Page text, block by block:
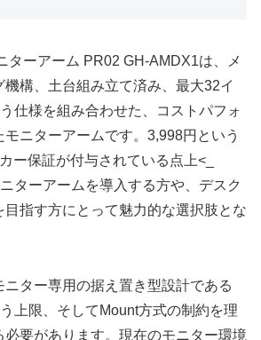
ターアーム PR02 GH-AMDX1は、メ
機構、土台組み立て済み、最大32イ
仕様を組み合わせた、コストパフォ
ニターアームです。3,998円という
ー保証が付与されている点上<_
ターアームを導入する方や、デスク
指す方にとって魅力的な選択肢とな
ター専用の据え置き型設計である
上限、そしてMount方式の制約を理
要があります。現在のモニター環境